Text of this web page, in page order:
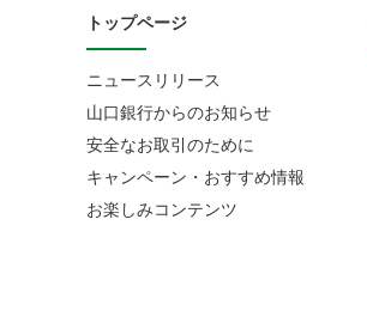
トップページ
ニュースリリース
山口銀行からのお知らせ
安全なお取引のために
キャンペーン・おすすめ情報
お楽しみコンテンツ